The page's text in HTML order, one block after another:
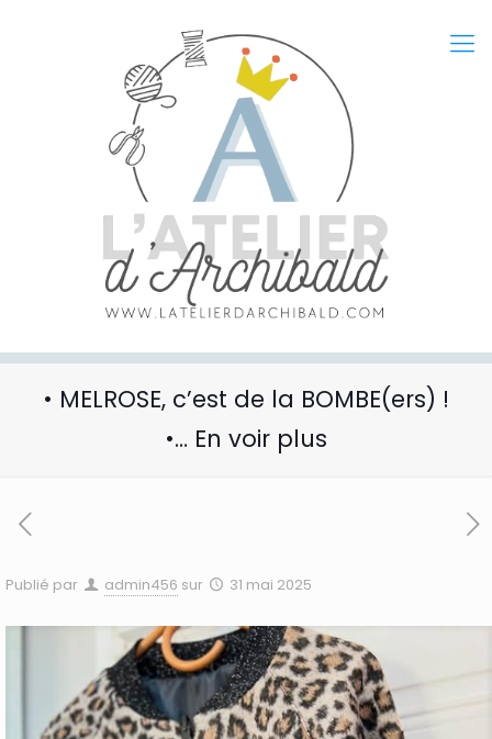
• MELROSE, c’est de la BOMBE(ers) !
•… En voir plus
Publié par admin456 sur 31 mai 2025